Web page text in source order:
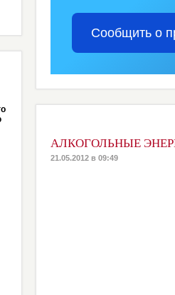
Сообщить о
АЛКОГОЛЬНЫЕ
21.05.2012 в 09:49